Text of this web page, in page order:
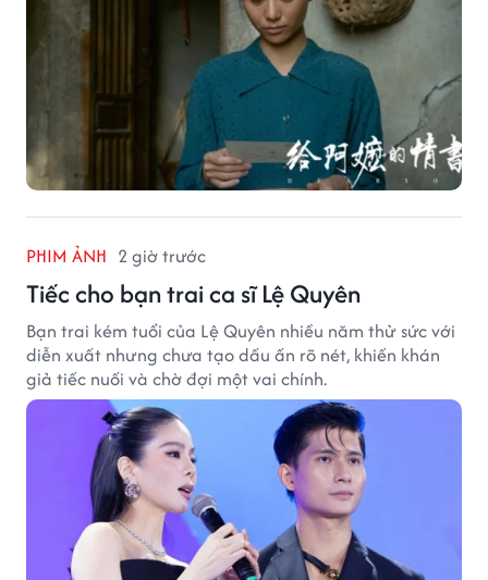
PHIM ẢNH 2 giờ trước
Tiếc cho bạn trai ca sĩ Lệ Quyên
Bạn trai kém tuổi của Lệ Quyên nhiều năm thử sức với
diễn xuất nhưng chưa tạo dấu ấn rõ nét, khiến khán
giả tiếc nuối và chờ đợi một vai chính.